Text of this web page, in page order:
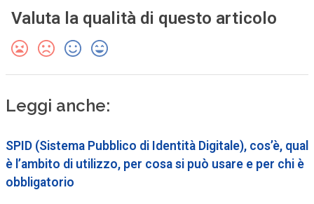
Valuta la qualità di questo articolo
Leggi anche:
SPID (Sistema Pubblico di Identità Digitale), cos’è, qual
è l’ambito di utilizzo, per cosa si può usare e per chi è
obbligatorio